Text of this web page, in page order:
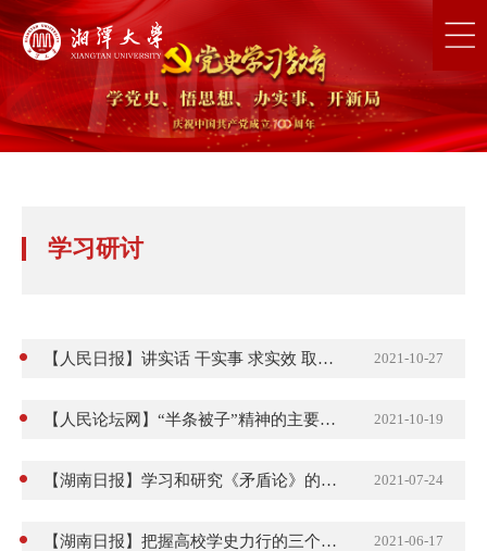
学习研讨
【人民日报】讲实话 干实事 求实效 取得推动发展惠及民生的实效 2021-10-27
【人民论坛网】“半条被子”精神的主要内涵及其时代意义 2021-10-19
【湖南日报】学习和研究《矛盾论》的新参考 2021-07-24
【湖南日报】把握高校学史力行的三个重要着力点 2021-06-17